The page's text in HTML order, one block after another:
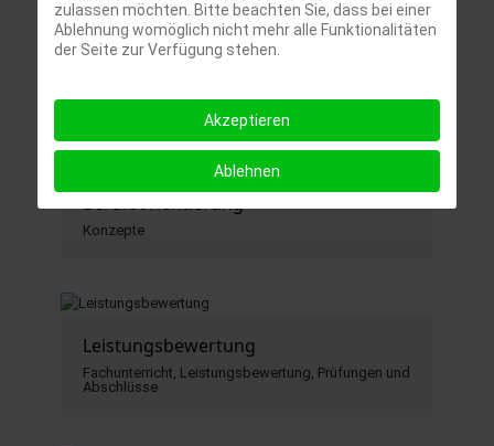
Grundschule Jg. 1-4
Berufsorientierung
Konzepte
Leistungsbewertung
Fachunterricht, Leistungsbewertung, Prüfungen und
Abschlüsse
zulassen möchten. Bitte beachten Sie, dass bei einer
Ablehnung womöglich nicht mehr alle Funktionalitäten
der Seite zur Verfügung stehen.
Akzeptieren
Ablehnen